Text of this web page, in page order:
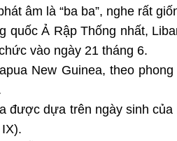
âm là “ba ba”, nghe rất
quốc Ả Rập Thống nhất,
vào ngày 21 tháng 6.
New Guinea, theo
được dựa trên ngày sinh